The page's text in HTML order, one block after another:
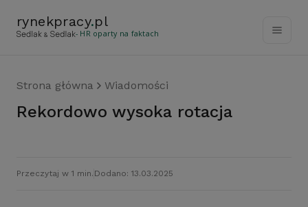
rynekpracy.pl
- HR oparty na faktach
Strona główna Wiadomości
Rekordowo wysoka rotacja
Przeczytaj w 1 min. Dodano: 13.03.2025